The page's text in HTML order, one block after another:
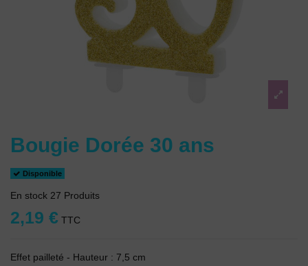
Bougie Dorée 30 ans
Disponible
En stock 27 Produits
2,19 € TTC
Effet pailleté - Hauteur : 7,5 cm